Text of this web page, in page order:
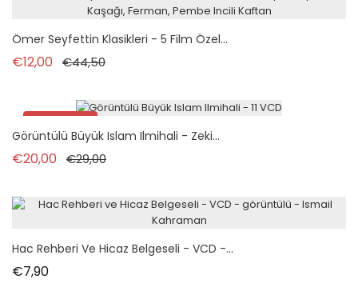
Ömer Seyfettin Klasikleri - 5 Film Özel...
€12,00 Normal fiyat
€44,50Fiyat
Görüntülü Büyük Islam Ilmihali - Zeki...
€20,00 Normal fiyat
€29,00Fiyat
Hac Rehberi Ve Hicaz Belgeseli - VCD -...
€7,90Fiyat